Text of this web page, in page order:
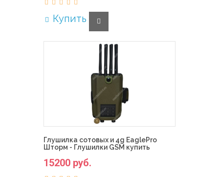
Купить
Глушилка сотовых и 4g EaglePro
Шторм - Глушилки GSM купить
15200 руб.